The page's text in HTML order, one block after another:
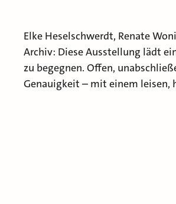
Elke Heselschwerdt, Renate
Archiv: Diese Ausstellung lädt
zu begegnen. Offen,
Genauigkeit – mit einem leisen,